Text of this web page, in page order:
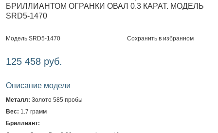
БРИЛЛИАНТОМ ОГРАНКИ ОВАЛ 0.3 КАРАТ. МОДЕЛЬ
SRD5-1470
Модель SRD5-1470 Сохранить в избранном
125 458 руб.
Описание модели
Металл: Золото 585 пробы
Вес: 1.7 грамм
Бриллиант: